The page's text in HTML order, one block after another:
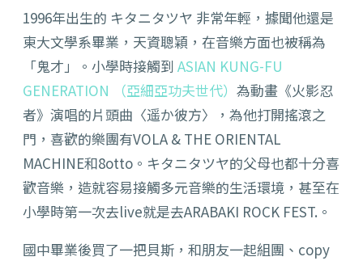
1996年出生的 キタニタツヤ 非常年輕，據聞他還是
東大文學系畢業，天資聰穎，在音樂方面也被稱為
「鬼才」。小學時接觸到 ASIAN KUNG-FU
GENERATION （亞細亞功夫世代） 為動畫《火影忍
者》演唱的片頭曲〈遥か彼方〉，為他打開搖滾之
門，喜歡的樂團有VOLA & THE ORIENTAL
MACHINE和8otto 。キタニタツヤ的父母也都十分喜
歡音樂，造就容易接觸多元音樂的生活環境，甚至在
小學時第一次去live就是去ARABAKI ROCK FEST.。
國中畢業後買了一把貝斯，和朋友一起組團、copy